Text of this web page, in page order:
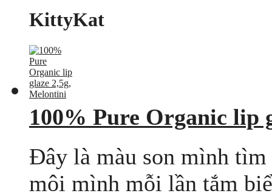
KittyKat
100% Pure Organic lip
Đây là màu son mình
môi mình mỗi lần tắm